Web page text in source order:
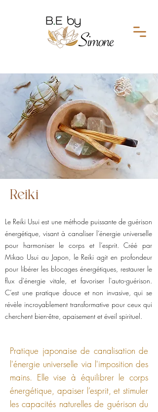
Reiki
Le Reiki Usui est une méthode puissante de guérison
énergétique, visant à canaliser l’énergie universelle
pour harmoniser le corps et l’esprit. Créé par
Mikao Usui au Japon, le Reiki agit en profondeur
pour libérer les blocages énergétiques, restaurer le
flux d'énergie vitale, et favoriser l'auto-guérison.
C’est une pratique douce et non invasive, qui se
révèle incroyablement transformative pour ceux qui
cherchent bien-être, apaisement et éveil spirituel.
Pratique japonaise de canalisation de
l'énergie universelle via l'imposition des
mains. Elle vise à équilibrer le corps
énergétique, apaiser l’esprit, et stimuler
les capacités naturelles de guérison du